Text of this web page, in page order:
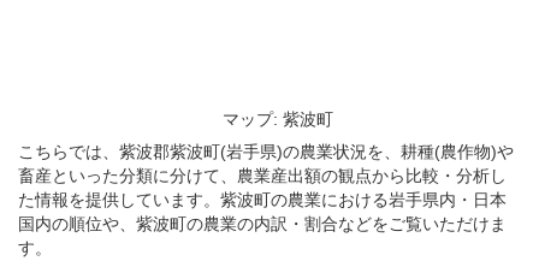
マップ: 紫波町
こちらでは、紫波郡紫波町(岩手県)の農業状況を、耕種(農作物)や
畜産といった分類に分けて、農業産出額の観点から比較・分析し
た情報を提供しています。紫波町の農業における岩手県内・日本
国内の順位や、紫波町の農業の内訳・割合などをご覧いただけま
す。